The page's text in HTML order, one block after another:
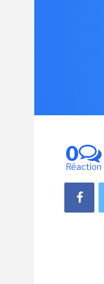
0
Réaction